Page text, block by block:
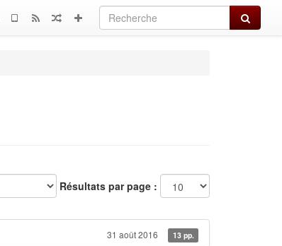
Résultats par page :
31 août 2016 13 pp.